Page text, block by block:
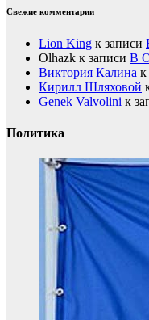
Свежие комментарии
Lion King к записи
Olhazk к записи В
Виктория Калина к
Кирилл Шляховой
Genek Valvolini к
Политика